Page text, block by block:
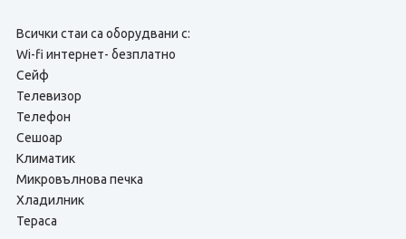
Всички стаи са оборудвани с:
Wi-fi интернет- безплатно
Сейф
Телевизор
Телефон
Сешоар
Климатик
Микровълнова печка
Хладилник
Тераса